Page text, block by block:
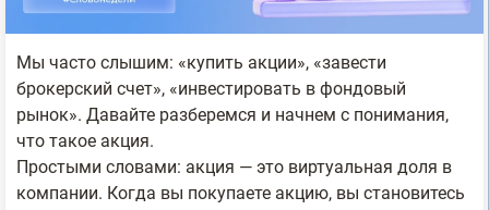
Мы часто слышим: «купить акции», «завести
брокерский счет», «инвестировать в фондовый
рынок». Давайте разберемся и начнем с понимания,
что такое акция.
Простыми словами: акция — это виртуальная доля в
компании. Когда вы покупаете акцию, вы становитесь